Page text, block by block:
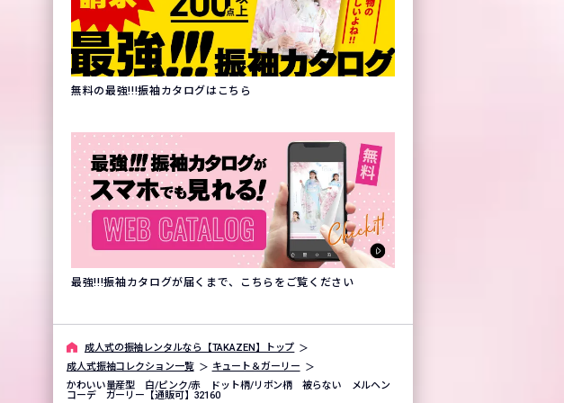
無料の最強!!!振袖カタログはこちら
最強!!!振袖カタログが届くまで、こちらをご覧ください
成⼈式の振袖レンタルなら【TAKAZEN】トップ
成人式振袖コレクション一覧
キュート＆ガーリー
かわいい量産型 白/ピンク/赤 ドット柄/リボン柄 被らない メルヘン
コーデ ガーリー【通販可】32160